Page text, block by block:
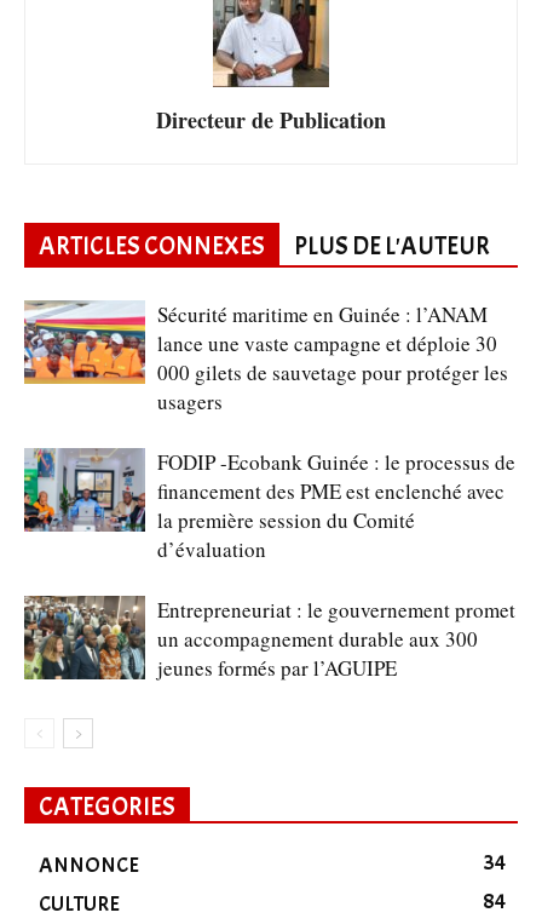
Directeur de Publication
ARTICLES CONNEXES PLUS DE L'AUTEUR
Sécurité maritime en Guinée : l’ANAM
lance une vaste campagne et déploie 30
000 gilets de sauvetage pour protéger les
usagers
FODIP -Ecobank Guinée : le processus de
financement des PME est enclenché avec
la première session du Comité
d’évaluation
Entrepreneuriat : le gouvernement promet
un accompagnement durable aux 300
jeunes formés par l’AGUIPE
CATEGORIES
ANNONCE
34
CULTURE
84